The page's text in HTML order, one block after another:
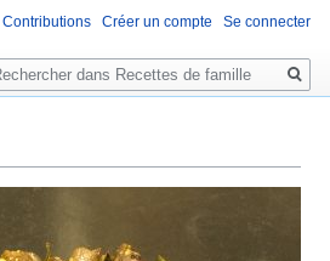
Contributions Créer un compte Se connecter